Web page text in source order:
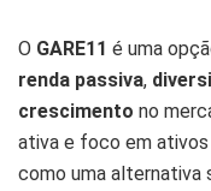
O GARE11 é uma
renda passiva,
crescimento no
ativa e foco em
como uma alternativa